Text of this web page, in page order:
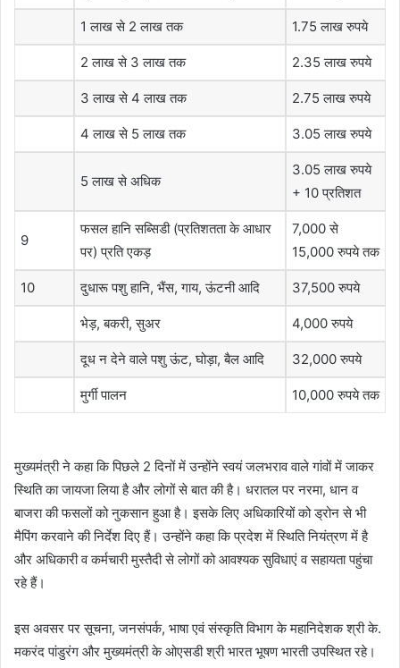
1 लाख से 2 लाख तक 1.75 लाख रुपये
2 लाख से 3 लाख तक 2.35 लाख रुपये
3 लाख से 4 लाख तक 2.75 लाख रुपये
4 लाख से 5 लाख तक 3.05 लाख रुपये
5 लाख से अधिक
3.05 लाख रुपये
+ 10 प्रतिशत
9
फसल हानि सब्सिडी (प्रतिशतता के आधार
पर) प्रति एकड़
7,000 से
15,000 रुपये तक
10 दुधारू पशु हानि, भैंस, गाय, ऊंटनी आदि 37,500 रुपये
भेड़, बकरी, सुअर 4,000 रुपये
दूध न देने वाले पशु ऊंट, घोड़ा, बैल आदि 32,000 रुपये
मुर्गी पालन 10,000 रुपये तक
मुख्यमंत्री ने कहा कि पिछले 2 दिनों में उन्होंने स्वयं जलभराव वाले गांवों में जाकर
स्थिति का जायजा लिया है और लोगों से बात की है। धरातल पर नरमा, धान व
बाजरा की फसलों को नुकसान हुआ है। इसके लिए अधिकारियों को ड्रोन से भी
मैपिंग करवाने की निर्देश दिए हैं। उन्होंने कहा कि प्रदेश में स्थिति नियंत्रण में है
और अधिकारी व कर्मचारी मुस्तैदी से लोगों को आवश्यक सुविधाएं व सहायता पहुंचा
रहे हैं।
इस अवसर पर सूचना, जनसंपर्क, भाषा एवं संस्कृति विभाग के महानिदेशक श्री के.
मकरंद पांडुरंग और मुख्यमंत्री के ओएसडी श्री भारत भूषण भारती उपस्थित रहे।